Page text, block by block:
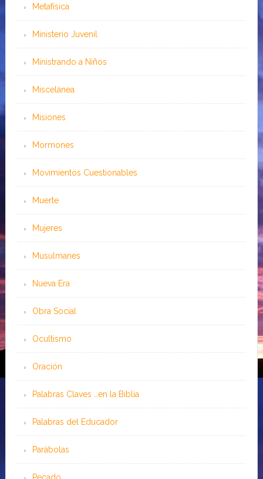
Metafísica
Ministerio Juvenil
Ministrando a Niños
Miscelánea
Misiones
Mormones
Movimientos Cuestionables
Muerte
Mujeres
Musulmanes
Nueva Era
Obra Social
Ocultismo
Oración
Palabras Claves …en la Biblia
Palabras del Educador
Parábolas